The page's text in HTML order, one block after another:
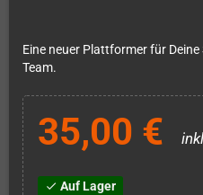
Eine neuer Plattformer für
Team.
35,00 €
check Auf Lager